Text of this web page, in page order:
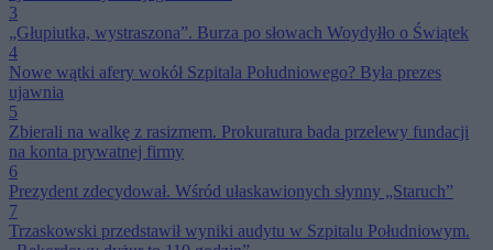
3
„Głupiutka, wystraszona”. Burza po słowach Woydyłło o Świątek
4
Nowe wątki afery wokół Szpitala Południowego? Była prezes
ujawnia
5
Zbierali na walkę z rasizmem. Prokuratura bada przelewy fundacji
na konta prywatnej firmy
6
Prezydent zdecydował. Wśród ułaskawionych słynny „Staruch”
7
Trzaskowski przedstawił wyniki audytu w Szpitalu Południowym.